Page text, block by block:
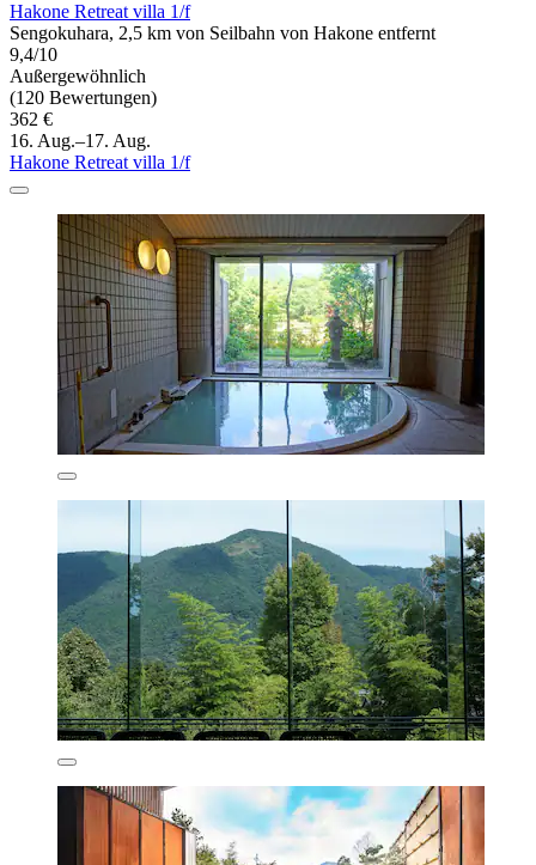
Hakone Retreat villa 1/f
Sengokuhara, 2,5 km von Seilbahn von Hakone entfernt
9,4/10
Außergewöhnlich
(120 Bewertungen)
362 €
16. Aug.–17. Aug.
Hakone Retreat villa 1/f